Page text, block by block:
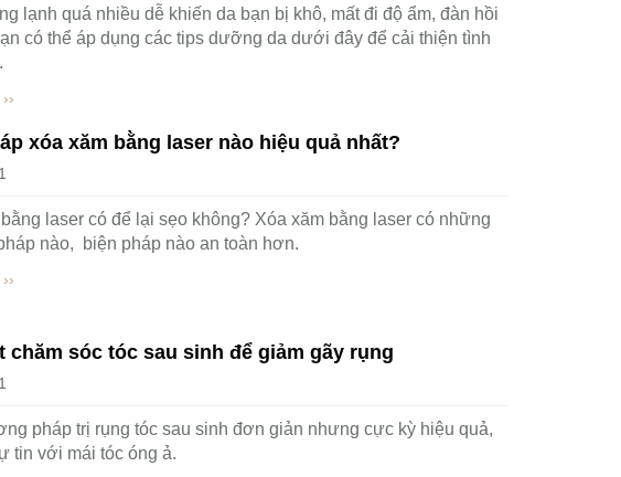
lạnh quá nhiều dễ khiến da bạn bị khô, mất đi độ ẩm, đàn hồi
có thể áp dụng các tips dưỡng da dưới đây để cải thiện tình
xóa xăm bằng laser nào hiệu quả nhất?
laser có để lại sẹo không? Xóa xăm bằng laser có những
nào, biện pháp nào an toàn hơn.
chăm sóc tóc sau sinh để giảm gãy rụng
pháp trị rụng tóc sau sinh đơn giản nhưng cực kỳ hiệu quả,
tin với mái tóc óng ả.